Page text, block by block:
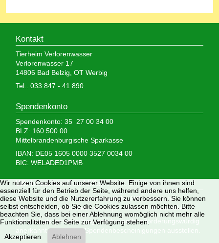
Kontakt
Tierheim Verlorenwasser
Verlorenwasser 17
14806 Bad Belzig, OT Werbig
Tel.: 033 847 - 41 890
Spendenkonto
Spendenkonto: 35 27 00 34 00
BLZ: 160 500 00
Mittelbrandenburgische Sparkasse
IBAN: DE05 1605 0000 3527 0034 00
BIC: WELADED1PMB
Wir brauchen Ihre Hilfe,
denn wir erhalten keinerlei staatliche Hilfe, sondern
finanzieren das Tierheim aus Spenden und Erbschaften.
Wir sind als gemeinnützig und besonders förderungswürdig
anerkannt und dürfen Spendenbescheinigungen ausstellen.
Wir nutzen Cookies auf unserer Website. Einige von ihnen sind
essenziell für den Betrieb der Seite, während andere uns helfen,
diese Website und die Nutzererfahrung zu verbessern. Sie können
selbst entscheiden, ob Sie die Cookies zulassen möchten. Bitte
beachten Sie, dass bei einer Ablehnung womöglich nicht mehr alle
Funktionalitäten der Seite zur Verfügung stehen.
Akzeptieren
Ablehnen